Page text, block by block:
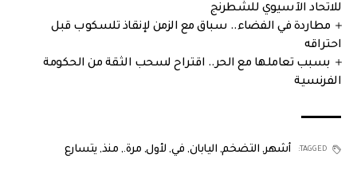
للاتحاد الآسيوي للشطرنج
مطاردة في الفضاء.. سباق مع الزمن لإنقاذ تلسكوب قبل
احتراقه
بسبب تعاملها مع الحر.. اقتراح لسحب الثقة من الحكومة
الفرنسية
TAGGED: أشهر, التضخم, اليابان, في, لأول, مرة., منذ, يتسارع